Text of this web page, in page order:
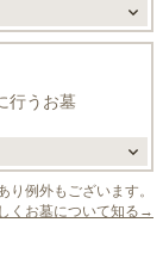
行うお墓
り例外もございます。
くお墓について知る→